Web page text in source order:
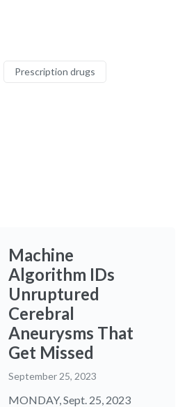
Prescription drugs
Machine
Algorithm IDs
Unruptured
Cerebral
Aneurysms That
Get Missed
September 25, 2023
MONDAY, Sept. 25, 2023